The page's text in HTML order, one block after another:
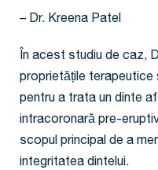
– Dr. Kreena Patel
În acest studiu de caz,
proprietățile
pentru a trata un dinte
intracoronară pre-
scopul principal de a
integritatea dintelui.